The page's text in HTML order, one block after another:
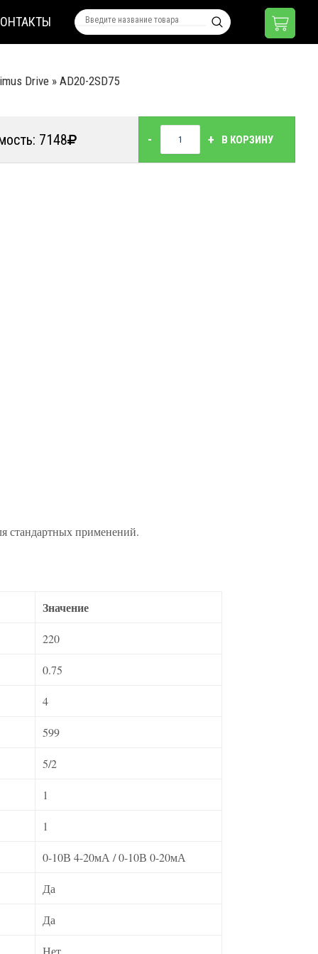
Drive » AD20-2SD75
7148 - + В КОРЗИНУ
стандартных применений.
Значение
220
0.75
4
599
5/2
1
1
0-10В 4-20мА / 0-10В 0-20мА
Да
Да
Нет